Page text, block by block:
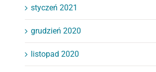
styczeń 2021
grudzień 2020
listopad 2020